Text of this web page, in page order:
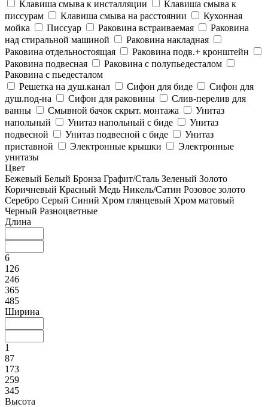
Клавиша смыва к инсталляции
Клавиша смыва к
писсурам
Клавиша смыва на расстоянии
Кухонная
мойка
Писсуар Раковина встраиваемая
Раковина
над стиральной машиной
Раковина накладная
Раковина отдельностоящая
Раковина подв.+ кронштейн
Раковина подвесная
Раковина с полупьедесталом
Раковина с пьедесталом
Решетка на душ.канал
Сифон для биде
Сифон для
душ.под-на
Сифон для раковины
Слив-перелив для
ванны
Смывной бачок скрыт. монтажа
Унитаз
напольный
Унитаз напольный с биде
Унитаз
подвесной
Унитаз подвесной с биде
Унитаз
приставной
Электронные крышки
Электронные
унитазы
Цвет
Бежевый Белый Бронза Графит/Сталь Зеленый Золото
Коричневый Красный Медь Никель/Сатин Розовое золото
Серебро Серый Синий Хром глянцевый Хром матовый
Черный Разноцветные
Длина
6
126
246
365
485
Ширина
1
87
173
259
345
Высота